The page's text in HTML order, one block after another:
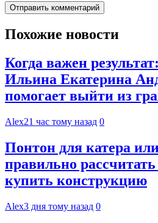
Похожие новости
Когда важен
Ильина Екатерина
помогает выйти из
Alex21 час тому назад 0
Понтон для катера
правильно
купить конструкцию
Alex3 дня тому назад 0